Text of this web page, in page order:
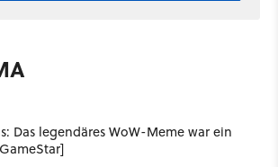
Das legendäres WoW-Meme war ein